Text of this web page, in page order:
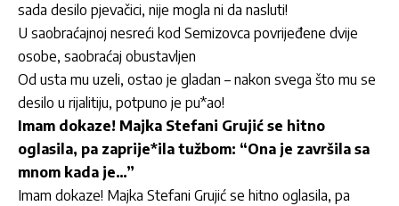
sada desilo pjevačici, nije mogla ni da nasluti!
U saobraćajnoj nesreći kod Semizovca povrijeđene dvije
osobe, saobraćaj obustavljen
Od usta mu uzeli, ostao je gladan – nakon svega što mu se
desilo u rijalitiju, potpuno je pu*ao!
Imam dokaze! Majka Stefani Grujić se hitno
oglasila, pa zaprije*ila tužbom: “Ona je završila sa
mnom kada je…”
Imam dokaze! Majka Stefani Grujić se hitno oglasila, pa